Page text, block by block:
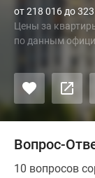
от 218 016 до
Цены за
по данным
Вопрос-
10 вопросов